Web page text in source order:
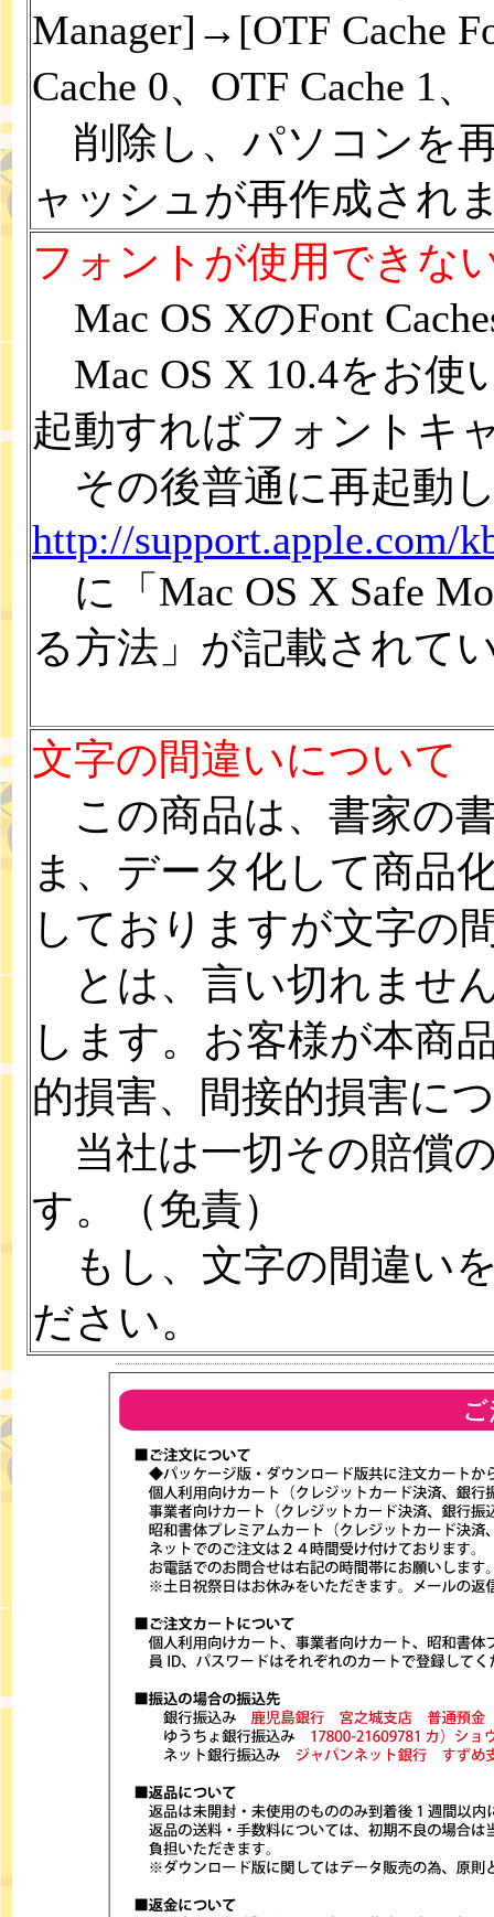
Manager]→[OTF Cache
Cache 0、OTF Cache 1
削除し、パソコンを
ャッシュが再作成され
フォントが使用できな
Mac OS XのFont
Mac OS X 10.4をお使
起動すればフォントキ
その後普通に再起動
http://support.apple.com/
に「Mac OS X Safe
る方法」が記載されて
文字の間違いについて
この商品は、書家の
ま、データ化して商品
しておりますが文字の
とは、言い切れませ
します。お客様が本商
的損害、間接的損害に
当社は一切その賠償
す。（免責）
もし、文字の間違い
ださい。